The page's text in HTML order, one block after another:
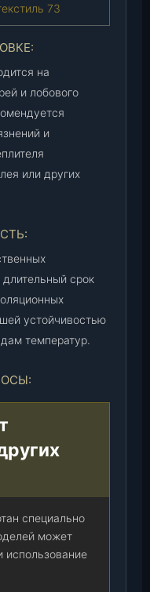
73
на
и лобового
и
или других
срок
устойчивостью
температур.
специально
может
использование